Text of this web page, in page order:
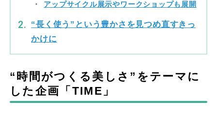
アップサイクル展示やワークショップも展開
“長く使う”という豊かさを見つめ直すきっ
かけに
“時間がつくる美しさ”をテーマに
した企画「TIME」